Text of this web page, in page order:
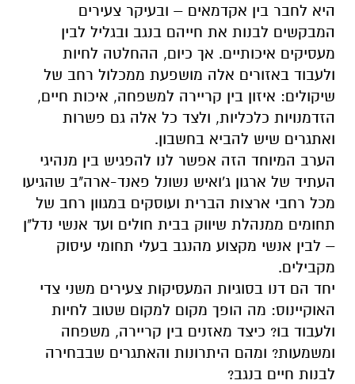
היא לחבר בין אקדמאים – ובעיקר צעירים
המבקשים לבנות את חייהם בנגב ובגליל לבין
מעסיקים איכותיים. אך כיום, ההחלטה לחיות
ולעבוד באזורים אלה מושפעת ממכלול רחב של
שיקולים: איזון בין קריירה למשפחה, איכות חיים,
הזדמנויות כלכליות, ולצד כל אלה גם פשרות
ואתגרים שיש להביא בחשבון.
הערב המיוחד הזה אפשר לנו להפגיש בין מנהיגי
העתיד של ארגון ג'ואיש נשונל פאנד-ארה"ב שהגיעו
מכל רחבי ארצות הברית ועוסקים במגוון רחב של
תחומים ממנהלת שיווק בבית חולים ועד אנשי נדל"ן
– לבין אנשי מקצוע מהנגב בעלי תחומי עיסוק
מקבילים.
יחד הם דנו בסוגיות המעסיקות צעירים משני צדי
האוקיינוס: מה הופך מקום למקום שטוב לחיות
ולעבוד בו? כיצד מאזנים בין קריירה, משפחה
ומשמעות? ומהם היתרונות והאתגרים שבבחירה
לבנות חיים בנגב?